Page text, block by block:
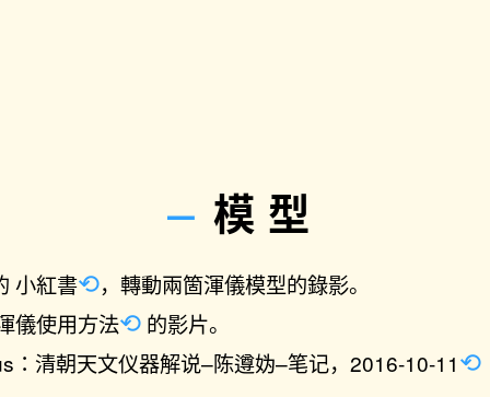
模型
小紅書
，轉動兩箇渾儀模型的錄影。
儀使用方法
的影片。
：清朝天文仪器解说–陈遵妫–笔记， 2016-10-11